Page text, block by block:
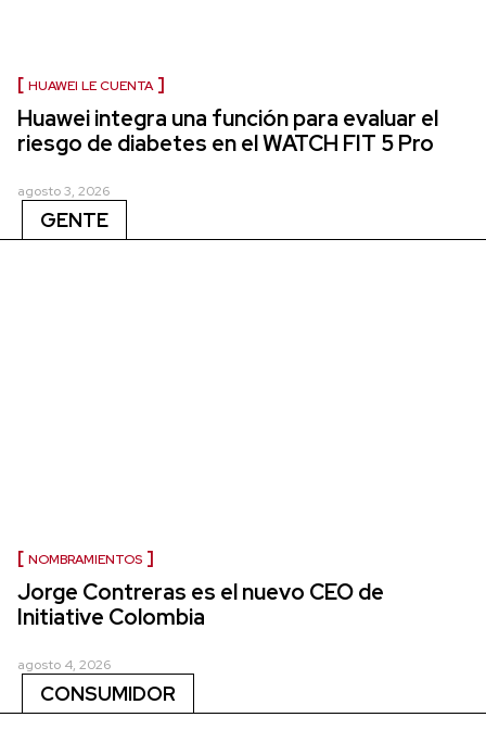
HUAWEI LE CUENTA
Huawei integra una función para evaluar el
riesgo de diabetes en el WATCH FIT 5 Pro
agosto 3, 2026
GENTE
NOMBRAMIENTOS
Jorge Contreras es el nuevo CEO de
Initiative Colombia
agosto 4, 2026
CONSUMIDOR